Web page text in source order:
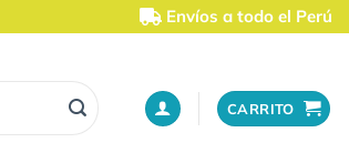
Envíos a todo el Perú
CARRITO